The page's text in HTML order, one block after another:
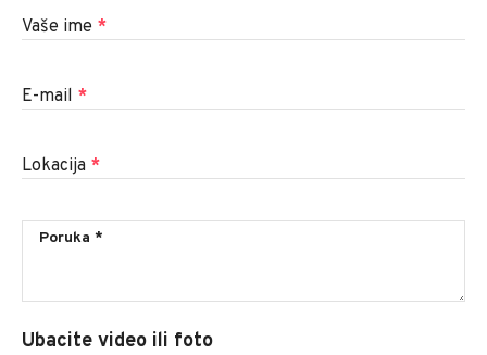
Vaše ime *
E-mail *
Lokacija *
Ubacite video ili foto